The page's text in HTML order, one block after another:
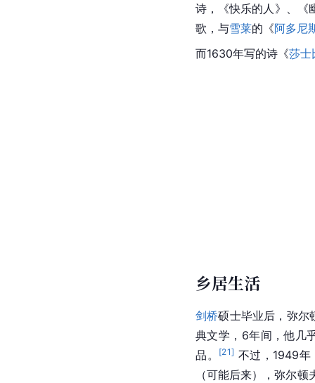
诗 ，《快乐的人》、
歌，与雪莱的《阿多尼
而1630年写的诗《莎士
乡居生活
剑桥硕士毕业后， 弥尔
典文学，6年间，他几
品。
[21] 不过，1949年
（可能后来），弥尔